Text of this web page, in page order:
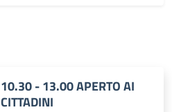
10.30 - 13.00 APERTO AI
CITTADINI